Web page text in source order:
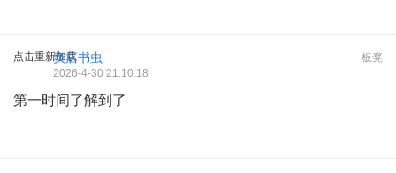
点击重新加载 板凳
窦店书虫
2026-4-30 21:10:18
第一时间了解到了